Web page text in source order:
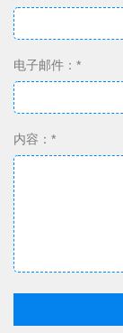
电子邮件：*
内容：*